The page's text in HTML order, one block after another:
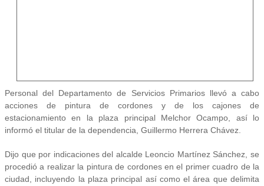
Personal del Departamento de Servicios Primarios llevó a cabo
acciones de pintura de cordones y de los cajones de
estacionamiento en la plaza principal Melchor Ocampo, así lo
informó el titular de la dependencia, Guillermo Herrera Chávez.
Dijo que por indicaciones del alcalde Leoncio Martínez Sánchez, se
procedió a realizar la pintura de cordones en el primer cuadro de la
ciudad, incluyendo la plaza principal así como el área que delimita